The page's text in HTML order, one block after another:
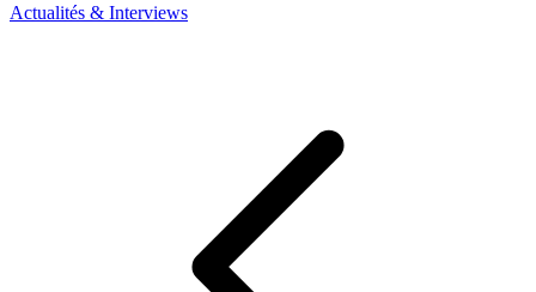
Actualités & Interviews